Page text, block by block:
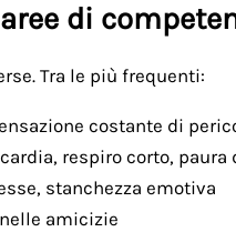
di
Tra le più frequenti:
costante di
respiro corto, paura
stanchezza emotiva
amicizie